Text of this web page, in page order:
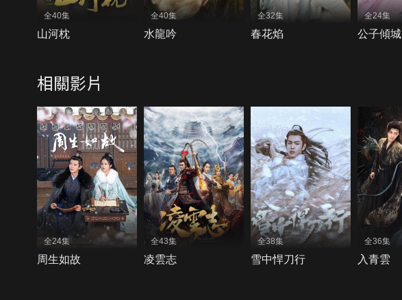
全40集
山河枕
全40集
水龍吟
全32集
春花焰
全24集
公子傾城
相關影片
全24集
周生如故
全43集
凌雲志
全38集
雪中悍刀行
全36集
入青雲